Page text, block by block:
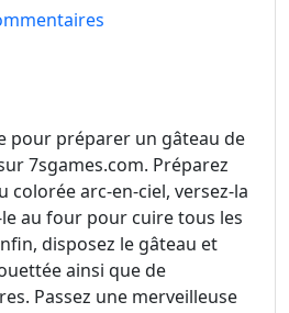
pour préparer un gâteau de
7sgames.com. Préparez
colorée arc-en-ciel, versez-la
au four pour cuire tous les
disposez le gâteau et
ainsi que de
Passez une merveilleuse